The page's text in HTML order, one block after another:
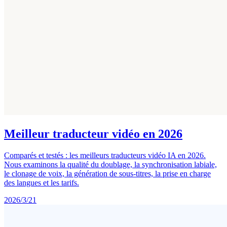
Meilleur traducteur vidéo en 2026
Comparés et testés : les meilleurs traducteurs vidéo IA en 2026.
Nous examinons la qualité du doublage, la synchronisation labiale,
le clonage de voix, la génération de sous-titres, la prise en charge
des langues et les tarifs.
2026/3/21